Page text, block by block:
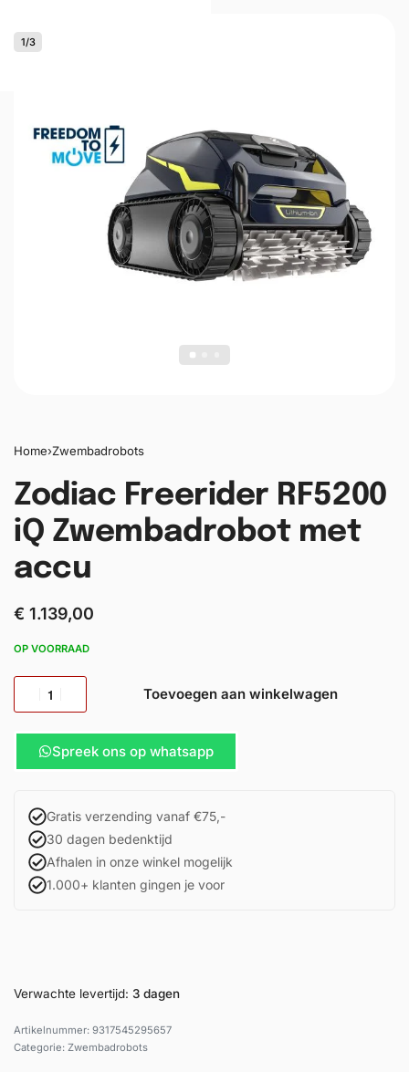
1/3
Home›Zwembadrobots
Zodiac Freerider RF5200
iQ Zwembadrobot met
accu
€ 1.139,00
OP VOORRAAD
Toevoegen aan winkelwagen
Spreek ons op whatsapp
Gratis verzending vanaf €75,-
30 dagen bedenktijd
Afhalen in onze winkel mogelijk
1.000+ klanten gingen je voor
Verwachte levertijd: 3 dagen
9317545295657
Categorie: Zwembadrobots